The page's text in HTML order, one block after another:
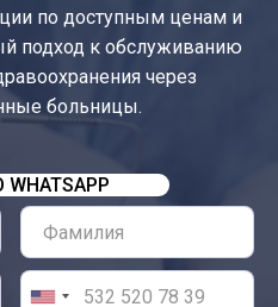
по доступным ценам и
подход к обслуживанию
через
больницы.